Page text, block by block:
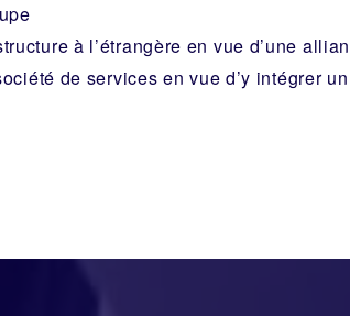
à l’étrangère en vue d’une
de services en vue d’y intégrer